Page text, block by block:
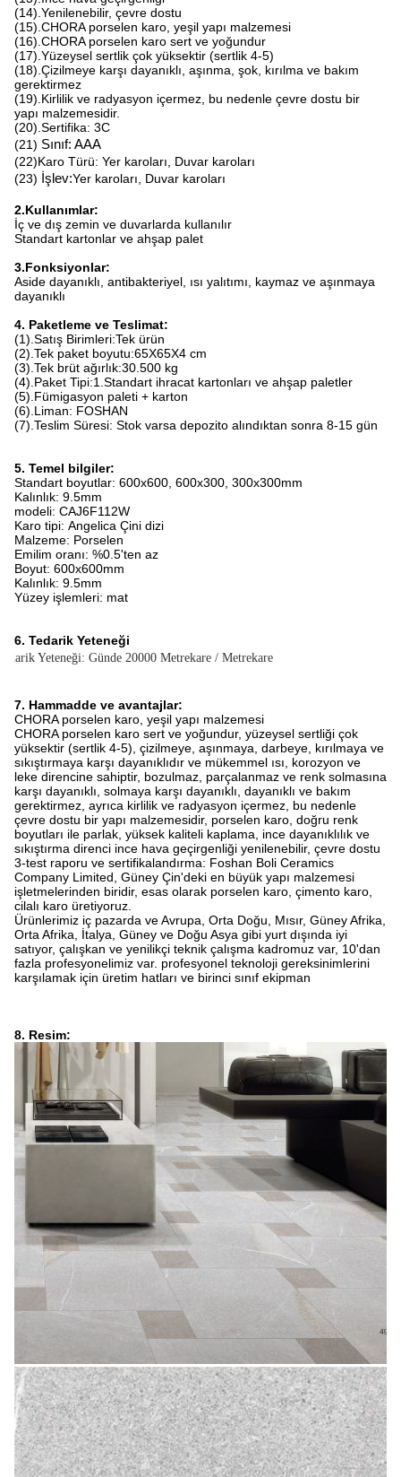
(14).Yenilenebilir, çevre dostu
(15).CHORA porselen karo, yeşil yapı malzemesi
(16).CHORA porselen karo sert ve yoğundur
(17).Yüzeysel sertlik çok yüksektir (sertlik 4-5)
(18).Çizilmeye karşı dayanıklı, aşınma, şok, kırılma ve bakım
gerektirmez
(19).Kirlilik ve radyasyon içermez, bu nedenle çevre dostu bir
yapı malzemesidir.
(20).Sertifika: 3C
(21) Sınıf: AAA
(22)Karo Türü: Yer karoları, Duvar karoları
(23) İşlev:Yer karoları, Duvar karoları
2.Kullanımlar:
İç ve dış zemin ve duvarlarda kullanılır
Standart kartonlar ve ahşap palet
3.Fonksiyonlar:
Aside dayanıklı, antibakteriyel, ısı yalıtımı, kaymaz ve aşınmaya
dayanıklı
4. Paketleme ve Teslimat:
(1).Satış Birimleri:Tek ürün
(2).Tek paket boyutu:65X65X4 cm
(3).Tek brüt ağırlık:30.500 kg
(4).Paket Tipi:1.Standart ihracat kartonları ve ahşap paletler
(5).Fümigasyon paleti + karton
(6).Liman: FOSHAN
(7).Teslim Süresi: Stok varsa depozito alındıktan sonra 8-15 gün
5. Temel bilgiler:
Standart boyutlar: 600x600, 600x300, 300x300mm
Kalınlık: 9.5mm
modeli: CAJ6F112W
Karo tipi: Angelica Çini dizi
Malzeme: Porselen
Emilim oranı: %0.5'ten az
Boyut: 600x600mm
Kalınlık: 9.5mm
Yüzey işlemleri: mat
6. Tedarik Yeteneği
Yeteneği: Günde 20000 Metrekare / Metrekare
7. Hammadde ve avantajlar:
CHORA porselen karo, yeşil yapı malzemesi
CHORA porselen karo sert ve yoğundur, yüzeysel sertliği çok
yüksektir (sertlik 4-5), çizilmeye, aşınmaya, darbeye, kırılmaya ve
sıkıştırmaya karşı dayanıklıdır ve mükemmel ısı, korozyon ve
leke direncine sahiptir, bozulmaz, parçalanmaz ve renk solmasına
karşı dayanıklı, solmaya karşı dayanıklı, dayanıklı ve bakım
gerektirmez, ayrıca kirlilik ve radyasyon içermez, bu nedenle
çevre dostu bir yapı malzemesidir, porselen karo, doğru renk
boyutları ile parlak, yüksek kaliteli kaplama, ince dayanıklılık ve
sıkıştırma direnci ince hava geçirgenliği yenilenebilir, çevre dostu
3-test raporu ve sertifikalandırma: Foshan Boli Ceramics
Company Limited, Güney Çin'deki en büyük yapı malzemesi
işletmelerinden biridir, esas olarak porselen karo, çimento karo,
cilalı karo üretiyoruz.
Ürünlerimiz iç pazarda ve Avrupa, Orta Doğu, Mısır, Güney Afrika,
Orta Afrika, İtalya, Güney ve Doğu Asya gibi yurt dışında iyi
satıyor, çalışkan ve yenilikçi teknik çalışma kadromuz var, 10'dan
fazla profesyonelimiz var. profesyonel teknoloji gereksinimlerini
karşılamak için üretim hatları ve birinci sınıf ekipman
8. Resim: